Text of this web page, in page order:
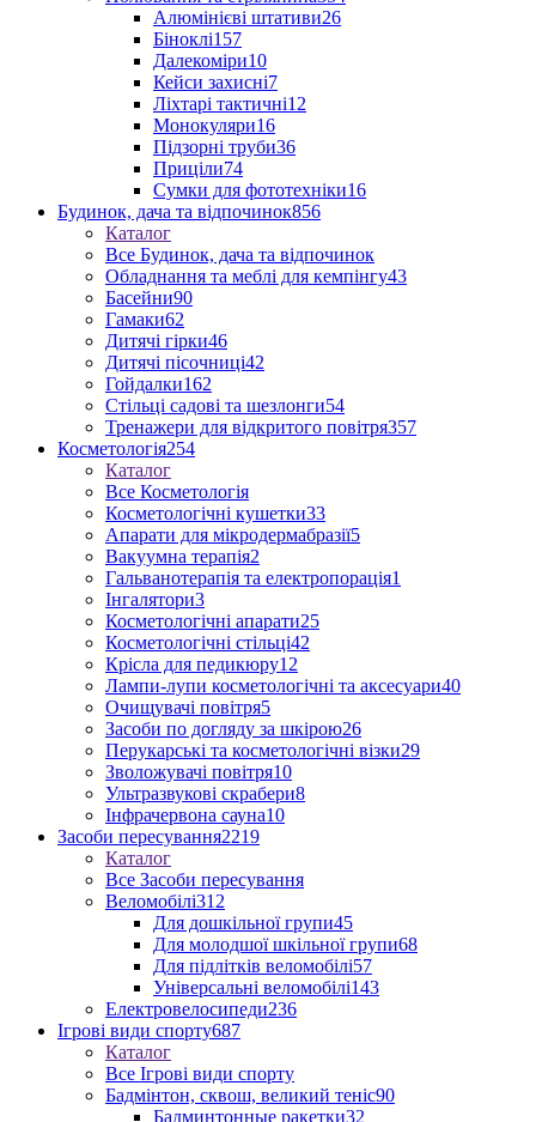
Алюмінієві штативи26
Біноклі157
Далекоміри10
Кейси захисні7
Ліхтарі тактичні12
Монокуляри16
Підзорні труби36
Приціли74
Сумки для фототехніки16
Будинок, дача та відпочинок856
Каталог
Все Будинок, дача та відпочинок
Обладнання та меблі для кемпінгу43
Басейни90
Гамаки62
Дитячі гірки46
Дитячі пісочниці42
Гойдалки162
Стільці садові та шезлонги54
Тренажери для відкритого повітря357
Косметологія254
Каталог
Все Косметологія
Косметологічні кушетки33
Апарати для мікродермабразії5
Вакуумна терапія2
Гальванотерапія та електропорація1
Інгалятори3
Косметологічні апарати25
Косметологічні стільці42
Крісла для педикюру12
Лампи-лупи косметологічні та аксесуари40
Очищувачі повітря5
Засоби по догляду за шкірою26
Перукарські та косметологічні візки29
Зволожувачі повітря10
Ультразвукові скрабери8
Інфрачервона сауна10
Засоби пересування2219
Каталог
Все Засоби пересування
Веломобілі312
Для дошкільної групи45
Для молодшої шкільної групи68
Для підлітків веломобілі57
Універсальні веломобілі143
Електровелосипеди236
Ігрові види спорту687
Каталог
Все Ігрові види спорту
Бадмінтон, сквош, великий теніс90
Бадминтонные ракетки32